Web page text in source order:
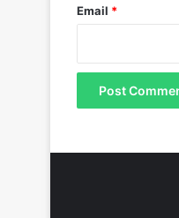
Email *